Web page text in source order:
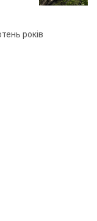
років